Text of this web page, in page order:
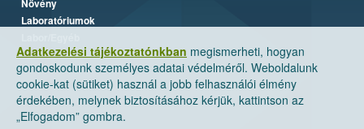
Adatkezelési tájékoztatónkban megismerheti, hogyan
gondoskodunk személyes adatai védelméről. Weboldalunk
cookie-kat (sütiket) használ a jobb felhasználói élmény
érdekében, melynek biztosításához kérjük, kattintson az
„Elfogadom” gombra.
Növény
Laboratóriumok